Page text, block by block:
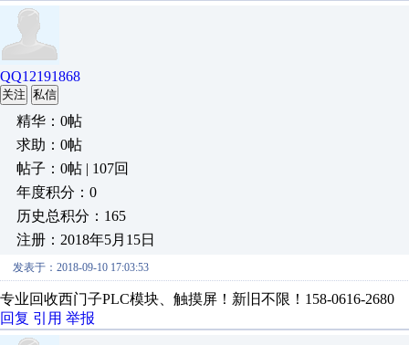
QQ12191868
关注 私信
精华：0帖
求助：0帖
帖子：0帖 | 107回
年度积分：0
历史总积分：165
注册：2018年5月15日
发表于：2018-09-10 17:03:53
专业回收西门子PLC模块、触摸屏！新旧不限！158-0616-2680
回复 引用 举报